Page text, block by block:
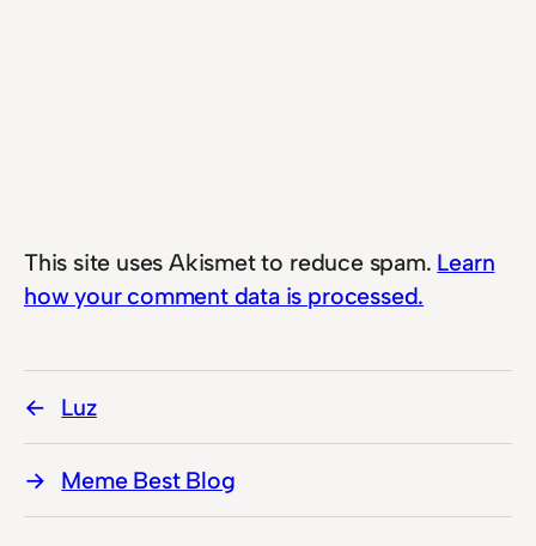
This site uses Akismet to reduce spam. Learn
how your comment data is processed.
Luz
Meme Best Blog